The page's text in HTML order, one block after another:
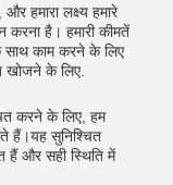
हमारा लक्ष्य हमारे
है। हमारी कीमतें
साथ काम करने के लिए
खोजने के लिए.
करने के लिए, हम
हैं।यह सुनिश्चित
हैं और सही स्थिति में